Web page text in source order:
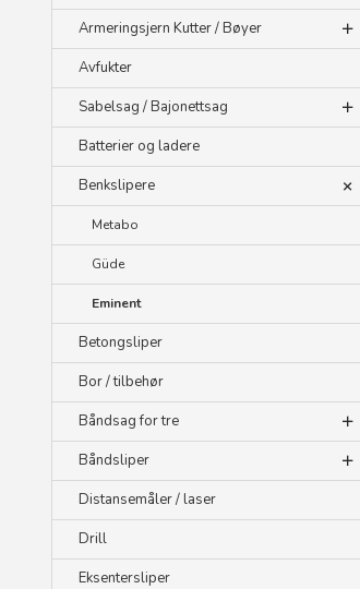
Armeringsjern Kutter / Bøyer
Avfukter
Sabelsag / Bajonettsag
Batterier og ladere
Benkslipere
Metabo
Güde
Eminent
Betongsliper
Bor / tilbehør
Båndsag for tre
Båndsliper
Distansemåler / laser
Drill
Eksentersliper